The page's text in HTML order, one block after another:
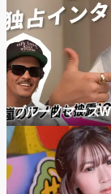
ブルーノマーズ